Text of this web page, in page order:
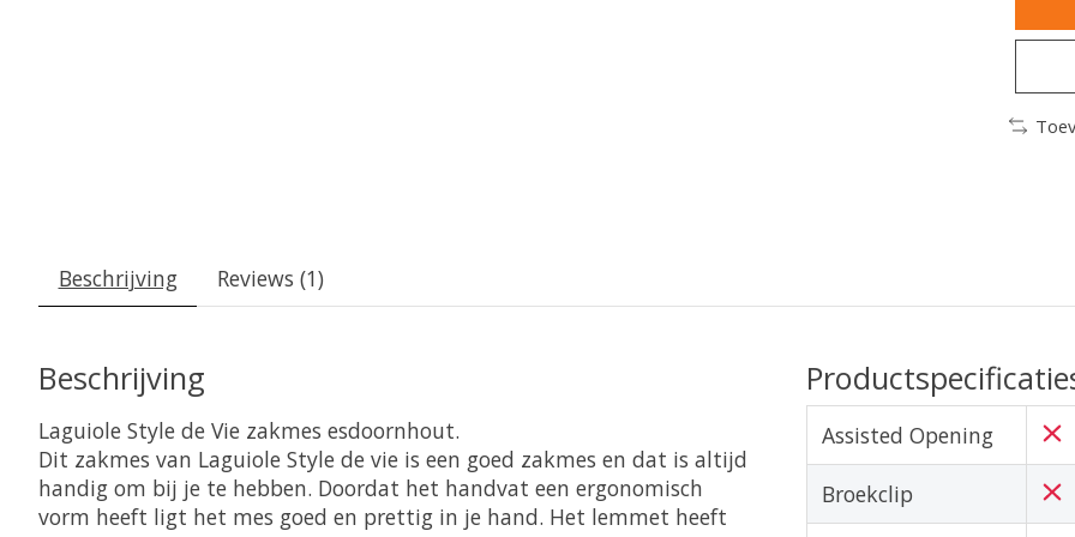
Beschrijving Reviews (1)
Beschrijving
Laguiole Style de Vie zakmes esdoornhout.
Dit zakmes van Laguiole Style de vie is een goed zakmes en dat is altijd
handig om bij je te hebben. Doordat het handvat een ergonomisch
vorm heeft ligt het mes goed en prettig in je hand. Het lemmet heeft
Assisted Opening
Broekclip